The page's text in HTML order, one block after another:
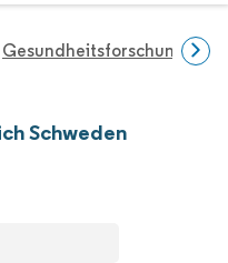
Gesundheitsforschung
Schweden